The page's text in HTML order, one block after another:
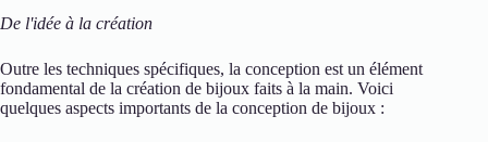
De l'idée à la création
Outre les techniques spécifiques, la conception est un élément
fondamental de la création de bijoux faits à la main. Voici
quelques aspects importants de la conception de bijoux :